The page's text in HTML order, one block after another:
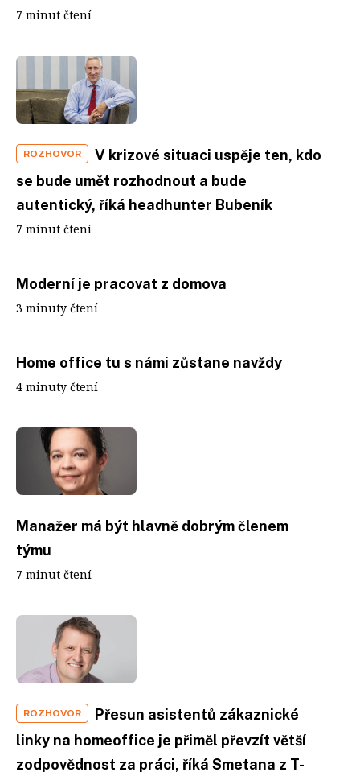
7 minut čtení
ROZHOVOR
V krizové situaci uspěje ten, kdo
se bude umět rozhodnout a bude
autentický, říká headhunter Bubeník
7 minut čtení
Moderní je pracovat z domova
3 minuty čtení
Home office tu s námi zůstane navždy
4 minuty čtení
Manažer má být hlavně dobrým členem
týmu
7 minut čtení
ROZHOVOR
Přesun asistentů zákaznické
linky na homeoffice je přiměl převzít větší
zodpovědnost za práci, říká Smetana z T-